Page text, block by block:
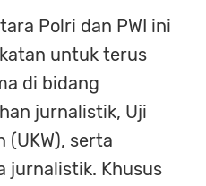
Polri dan PWI ini
untuk terus
di bidang
jurnalistik, Uji
(UKW), serta
jurnalistik. Khusus